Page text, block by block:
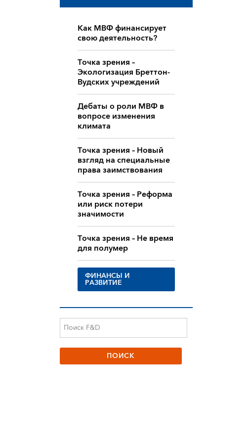
Как МВФ финансирует
свою деятельность?
Точка зрения –
Экологизация Бреттон-
Вудских учреждений
Дебаты о роли МВФ в
вопросе изменения
климата
Точка зрения – Новый
взгляд на специальные
права заимствования
Точка зрения – Реформа
или риск потери
значимости
Точка зрения – Не время
для полумер
ФИНАНСЫ И
РАЗВИТИЕ